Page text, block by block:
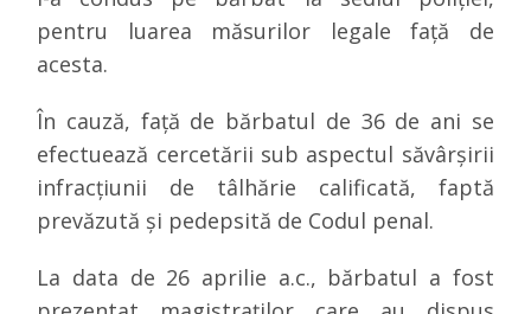
pentru luarea măsurilor legale față de
acesta.
În cauză, față de bărbatul de 36 de ani se
efectuează cercetării sub aspectul săvârșirii
infracțiunii de tâlhărie calificată, faptă
prevăzută și pedepsită de Codul penal.
La data de 26 aprilie a.c., bărbatul a fost